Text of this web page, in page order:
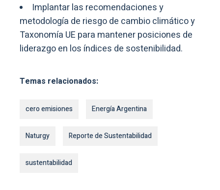
Implantar las recomendaciones y
metodología de riesgo de cambio climático y
Taxonomía UE para mantener posiciones de
liderazgo en los índices de sostenibilidad.
Temas relacionados:
cero emisiones Energía Argentina
Naturgy Reporte de Sustentabilidad
sustentabilidad